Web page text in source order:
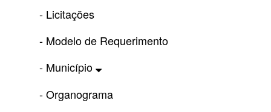
- Licitações
- Modelo de Requerimento
- Município
- Organograma